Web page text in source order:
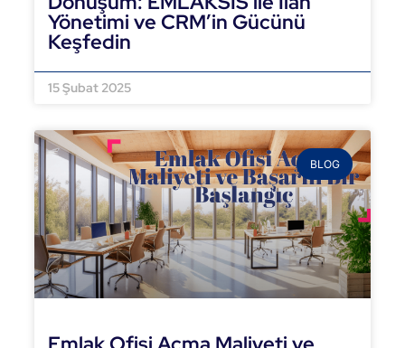
Yönetimi ve CRM’in Gücünü
Keşfedin
15 Şubat 2025
BLOG